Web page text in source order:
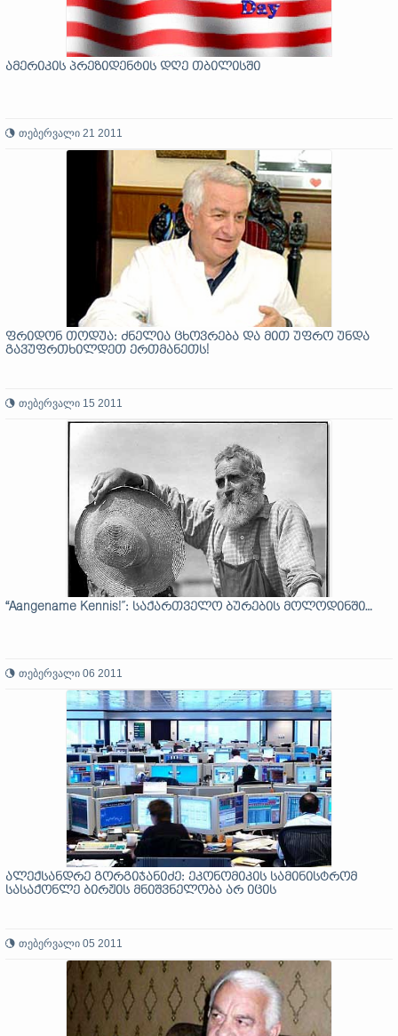
ამერიკის პრეზიდენტის დღე თბილისში
თებერვალი 21 2011
ფრიდონ თოდუა: ძნელია ცხოვრება და მით უფრო უნდა
გავუფრთხილდეთ ერთმანეთს!
თებერვალი 15 2011
“Aangename Kennis!”: საქართველო ბურების მოლოდინში…
თებერვალი 06 2011
ალექსანდრე გორგიჯანიძე: ეკონომიკის სამინისტრომ
სასაქონლე ბირჟის მნიშვნელობა არ იცის
თებერვალი 05 2011